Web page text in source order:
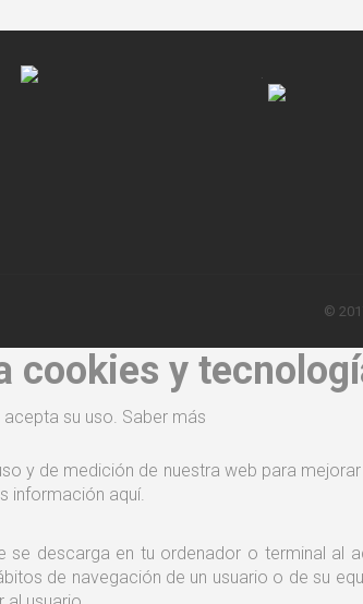
Fin de semana en Portugal . 26 y 27 de
septiembre de 2026. Por solo220 €
©
cookies y
su uso. Saber más
y de medición de nuestra web para
información aquí.
descarga en tu ordenador o terminal al
de navegación de un usuario o de su